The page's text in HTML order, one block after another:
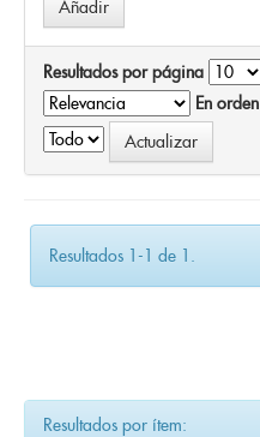
Resultados por página
En orden
Resultados 1-1 de 1.
Resultados por ítem: